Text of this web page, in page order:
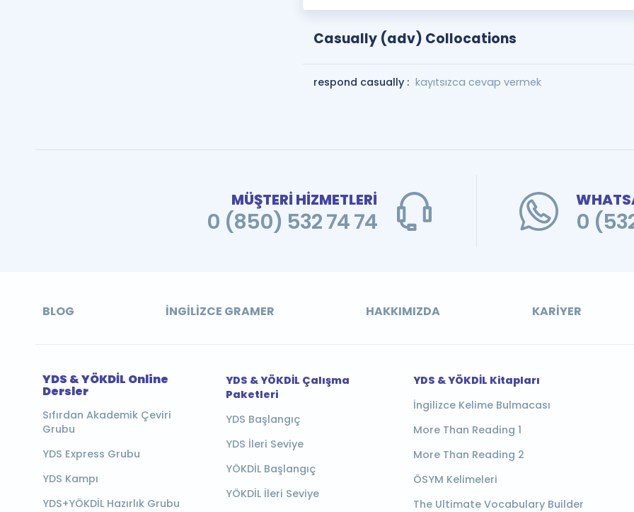
Casually (adv) Collocations
respond casually : kayıtsızca cevap vermek
MÜŞTERİ HİZMETLERİ
0 (850) 532 74 74 0
BLOG İNGILIZCE GRAMER HAKKIMIZDA KARIYER
YDS & YÖKDİL Online
Dersler
Sıfırdan Akademik Çeviri
Grubu
YDS Express Grubu
YDS Kampı
YDS+YÖKDİL Hazırlık Grubu
YDS & YÖKDİL Çalışma
Paketleri
YDS Başlangıç
YDS İleri Seviye
YÖKDİL Başlangıç
YÖKDİL İleri Seviye
YDS & YÖKDİL Kitapları
İngilizce Kelime Bulmacası
More Than Reading 1
More Than Reading 2
ÖSYM Kelimeleri
The Ultimate Vocabulary Builder